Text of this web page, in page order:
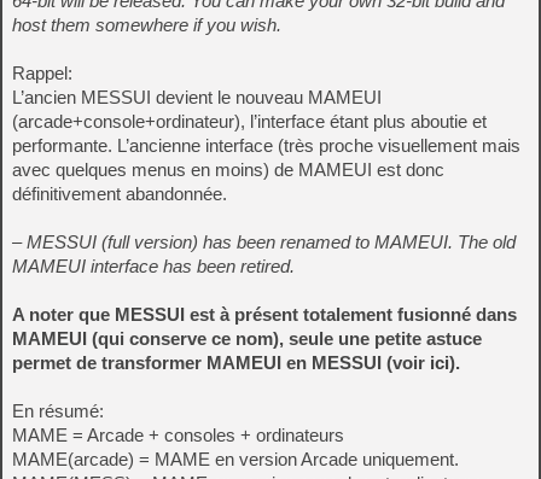
host them somewhere if you wish.
Rappel:
L’ancien MESSUI devient le nouveau MAMEUI
(arcade+console+ordinateur), l’interface étant plus aboutie et
performante. L’ancienne interface (très proche visuellement mais
avec quelques menus en moins) de MAMEUI est donc
définitivement abandonnée.
– MESSUI (full version) has been renamed to MAMEUI. The old
MAMEUI interface has been retired.
A noter que MESSUI est à présent totalement fusionné dans
MAMEUI (qui conserve ce nom), seule une petite astuce
permet de transformer MAMEUI en MESSUI (voir ici).
En résumé:
MAME = Arcade + consoles + ordinateurs
MAME(arcade) = MAME en version Arcade uniquement.